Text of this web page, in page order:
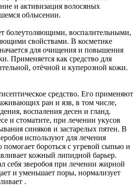
и активизация волосяных
облысении.
болеутоляющими, воспалительными,
свойствами. В косметике
для очищения и повышения
Применяется как средство для
отёчной и куперозной кожи.
средство. Его применяют
ран и язв, в том числе,
воспаления десен и гланд.
и стоматите, при лечении укусов
синяков и застарелых пятен. В
используют для лечения
бороться с угревой сыпью и
кожный липидной барьер.
себя зверобоя при лечении жирной
и уменьшает поры, нормализует
.